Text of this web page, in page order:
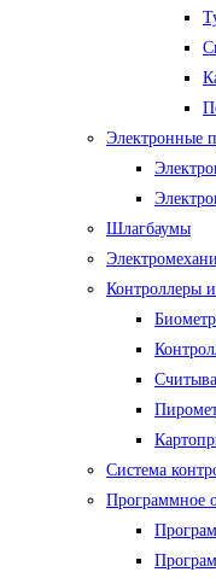
Электронные
Шлагбаумы
Контроллеры
Система
Программное